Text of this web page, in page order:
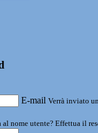
E-mail Verrà inviato
nome utente? Effettua il